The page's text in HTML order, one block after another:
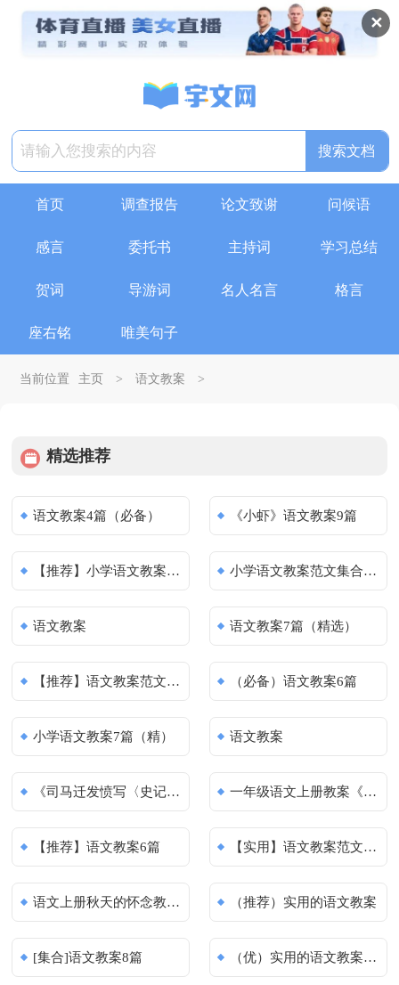
✕
搜索文档
首页 调查报告 论文致谢 问候语
感言 委托书 主持词 学习总结
贺词 导游词 名人名言 格言
座右铭 唯美句子
当前位置 主页 > 语文教案 >
精选推荐
语文教案4篇（必备） 《小虾》语文教案9篇
【推荐】小学语文教案范文汇总8 小学语文教案范文集合8篇
语文教案 语文教案7篇（精选）
【推荐】语文教案范文集合9篇 （必备）语文教案6篇
小学语文教案7篇（精） 语文教案
《司马迁发愤写〈史记〉》语文教 一年级语文上册教案《雨点儿》7
【推荐】语文教案6篇 【实用】语文教案范文10篇
语文上册秋天的怀念教案10篇 （推荐）实用的语文教案
[集合]语文教案8篇 （优）实用的语文教案9篇